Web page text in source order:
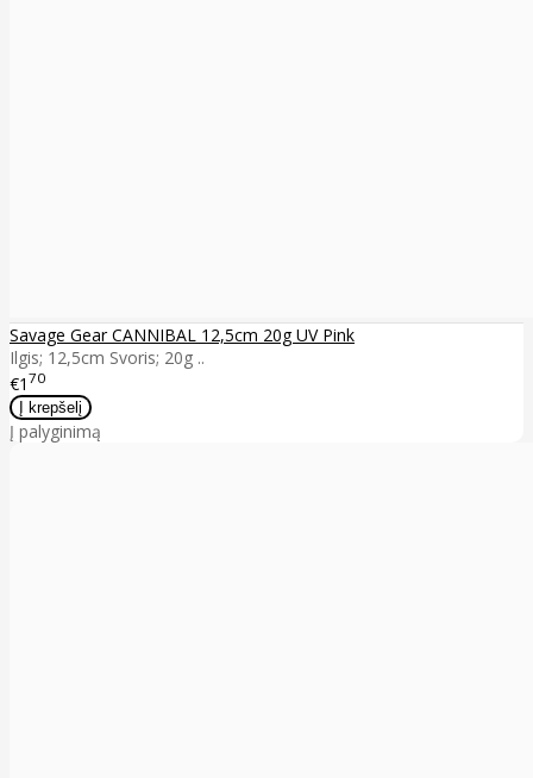
Savage Gear CANNIBAL 12,5cm 20g UV Pink
Ilgis; 12,5cm Svoris; 20g ..
€1 70
Į palyginimą